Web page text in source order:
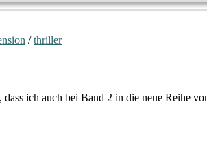
/thriller
ich auch bei Band 2 in die neue Reihe